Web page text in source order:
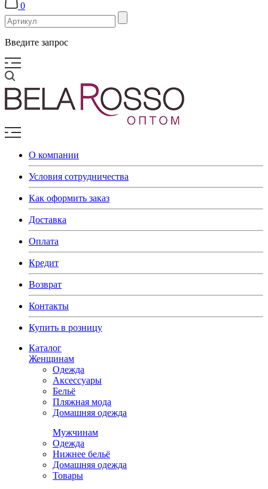
0
Введите запрос
О компании
Условия сотрудничества
Как оформить заказ
Доставка
Оплата
Кредит
Возврат
Контакты
Купить в розницу
Каталог
Женщинам
Одежда
Аксессуары
Бельё
Пляжная мода
Домашняя одежда
Мужчинам
Одежда
Нижнее бельё
Домашняя одежда
Товары